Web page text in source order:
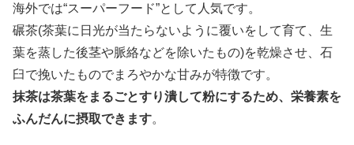
海外では“スーパーフード”として人気です。
碾茶(茶葉に日光が当たらないように覆いをして育て、生
葉を蒸した後茎や脈絡などを除いたもの)を乾燥させ、石
臼で挽いたものでまろやかな甘みが特徴です。
抹茶は茶葉をまるごとすり潰して粉にするため、栄養素を
ふんだんに摂取できます。